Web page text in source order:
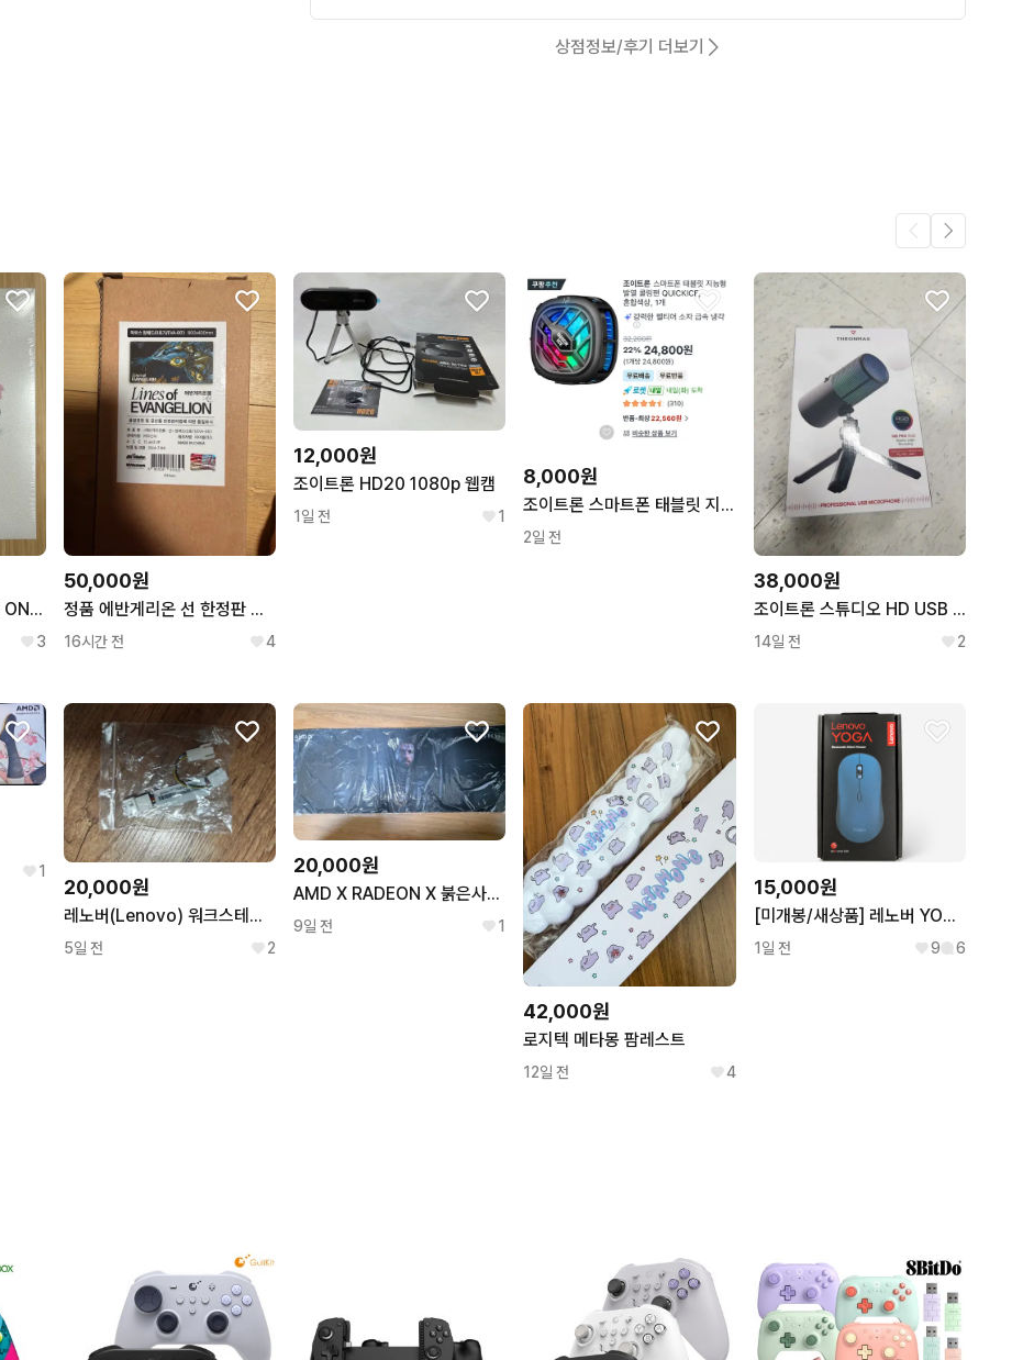
상점정보/후기 더보기
(미개봉)ALPHA DRIVE ONE 글로벌 공식 팬클럽 1st
3
50,000원
정품 에반게리온 선 한정판 마우스패드 새상품
16시간 전 4
12,000원
조이트론 HD20 1080p 웹캠
1일 전 1
8,000원
조이트론 스마트폰 태블릿 지능형 발열 쿨링팬 QUICKICE
2일 전
38,000원
조이트론 스튜디오 HD USB 콘덴서 마이크
14일 전 2
1
20,000원
레노버(Lenovo) 워크스테이션 전용 쿨링팬 전원 변환 케이블
5일 전 2
20,000원
AMD X RADEON X 붉은사막 장패드 마우스 패드 콜라보 Pad
9일 전 1
42,000원
로지텍 메타몽 팜레스트
12일 전 4
15,000원
[미개봉/새상품] 레노버 YOGA 블루투스 무소음 마우스 (타이들 틸)
1일 전 9 6